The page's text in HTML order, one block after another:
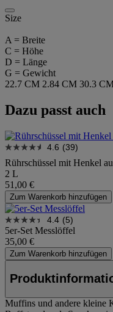
Size
A = Breite
C = Höhe
D = Länge
G = Gewicht
22.7 CM 2.84 CM 30.3
Dazu passt auch
4.6 (39)
Rührschüssel mit Henkel
2 L
51,00 €
Zum Warenkorb hinzufügen
4.4 (5)
5er-Set Messlöffel
35,00 €
Zum Warenkorb hinzufügen
Muffins und andere kleine